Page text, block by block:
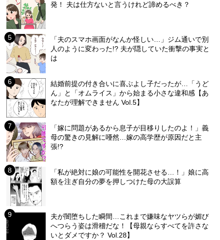
発！ 夫は仕方ないと言うけれど諦めるべき？
「夫のスマホ画面がなんか怪しい…」ジム通いで別
人のように変わった!? 夫が隠していた衝撃の事実と
は
結婚前提の付き合いに喜ぶよし子だったが…「うど
ん」と「オムライス」から始まる小さな違和感【あ
なたが理解できません Vol.5】
「嫁に問題があるから息子が目移りしたのよ！」義
母の驚きの見解に唖然…嫁の高学歴が原因だと主
張!?
「私が絶対に娘の可能性を開花させる…！」娘に高
額を注ぎ自分の夢を押しつけた母の大誤算
夫が闇堕ちした瞬間…これまで嫌味なヤツらが媚び
へつらう姿は滑稽だな！【母親ならすべてを許さな
いとダメですか？ Vol.28】